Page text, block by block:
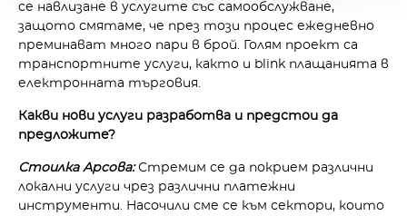
се навлизане в услугите със самообслужване,
защото смятаме, че през този процес ежедневно
преминават много пари в брой. Голям проект са
транспортните услуги, както и blink плащанията в
електронната търговия.
Какви нови услуги разработва и предстои да
предложите?
Стоилка Арсова:Стремим се да покрием различни
локални услуги чрез различни платежни
инструменти. Насочили сме се към сектори, които